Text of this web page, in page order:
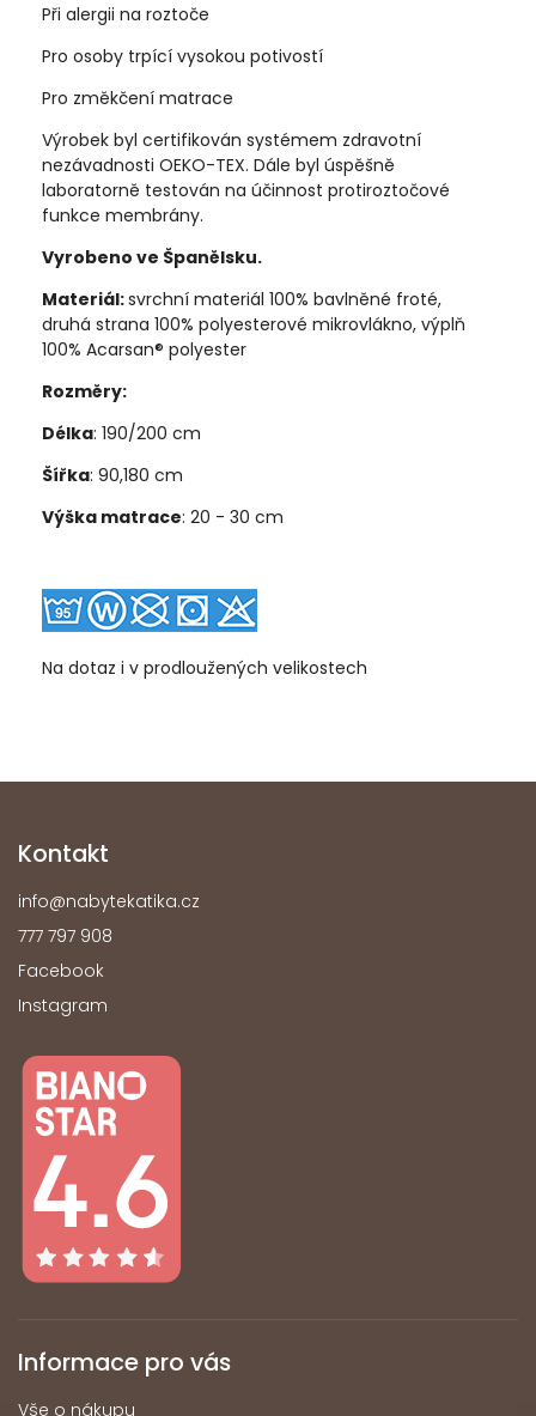
Při alergii na roztoče
Pro osoby trpící vysokou potivostí
Pro změkčení matrace
Výrobek byl certifikován systémem zdravotní
nezávadnosti OEKO-TEX. Dále byl úspěšně
laboratorně testován na účinnost protiroztočové
funkce membrány.
Vyrobeno ve Španělsku.
Materiál:svrchní materiál 100% bavlněné froté,
druhá strana 100% polyesterové mikrovlákno, výplň
100% Acarsan® polyester
Rozměry:
Délka: 190/200 cm
Šířka: 90,180 cm
Výška matrace: 20 - 30 cm
Na dotaz i v prodloužených velikostech
Kontakt
info@nabytekatika.cz
777 797 908
Facebook
Instagram
Informace pro vás
Vše o nákupu